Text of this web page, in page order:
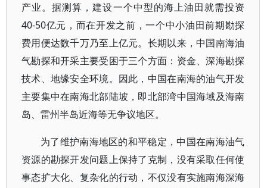
产业。据测算，建设一个中型的海上油田就需投资
40-50亿元，而在开发之前，一个中小油田前期勘探
费用便达数千万乃至上亿元。长期以来，中国南海油
气勘探和开采主要受困于三个方面：资金、深海勘探
技术、地缘安全环境。因此，中国在南海的油气开发
主要集中在南海北部陆坡，即北部湾中国海域及海南
岛、雷州半岛近海等无争议地区。
为了维护南海地区的和平稳定，中国在南海油气
资源的勘探开发问题上保持了克制，没有采取任何使
事态扩大化、复杂化的行动，不仅没有实施南海深海